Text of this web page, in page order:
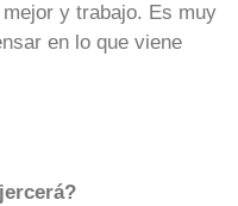
y trabajo. Es muy
en lo que viene